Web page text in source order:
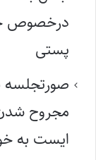
درخصوص
پستی
مجروح شدن
ایست به